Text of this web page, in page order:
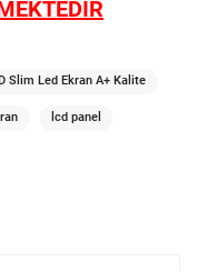
Slim Led Ekran A+ Kalite
lcd panel